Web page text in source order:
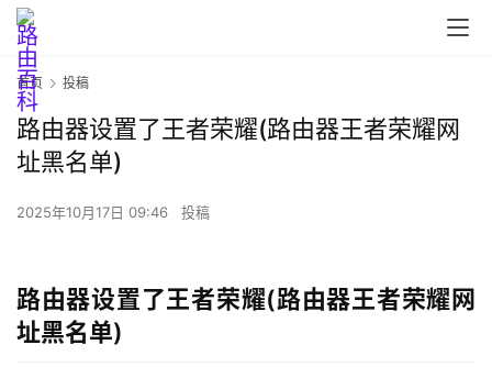
首页 投稿
路由器设置了王者荣耀(路由器王者荣耀网
址黑名单)
2025年10月17日 09:46 投稿
路由器设置了王者荣耀(路由器王者荣耀网
址黑名单)